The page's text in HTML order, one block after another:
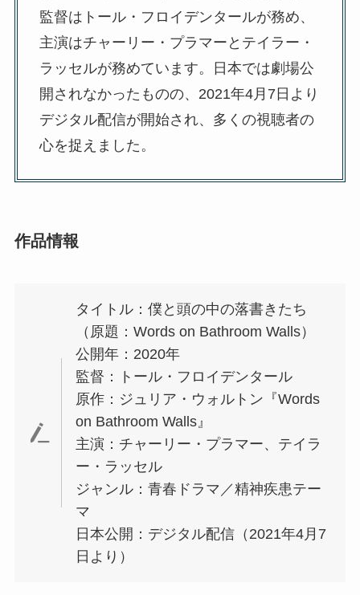
監督はトール・フロイデンタールが務め、
主演はチャーリー・プラマーとテイラー・
ラッセルが務めています。日本では劇場公
開されなかったものの、2021年4月7日より
デジタル配信が開始され、多くの視聴者の
心を捉えました。
作品情報
タイトル：僕と頭の中の落書きたち
（原題：Words on Bathroom Walls）
公開年：2020年
監督：トール・フロイデンタール
原作：ジュリア・ウォルトン『Words
on Bathroom Walls』
主演：チャーリー・プラマー、テイラ
ー・ラッセル
ジャンル：青春ドラマ／精神疾患テー
マ
日本公開：デジタル配信（2021年4月7
日より）